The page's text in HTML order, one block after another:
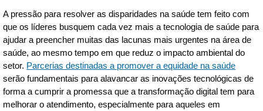
A pressão para resolver as disparidades na saúde tem feito com
que os líderes busquem cada vez mais a tecnologia de saúde para
ajudar a preencher muitas das lacunas mais urgentes na área de
saúde, ao mesmo tempo em que reduz o impacto ambiental do
setor. Parcerias destinadas a promover a equidade na saúde
serão fundamentais para alavancar as inovações tecnológicas de
forma a cumprir a promessa que a transformação digital tem para
melhorar o atendimento, especialmente para aqueles em